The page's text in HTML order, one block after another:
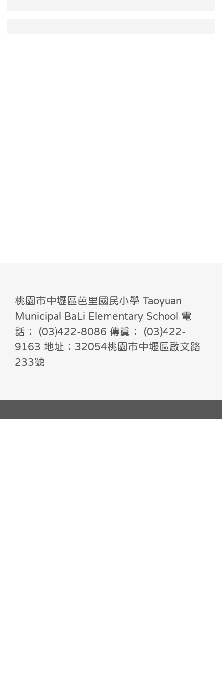
桃園市中壢區芭里國民小學 Taoyuan
Municipal BaLi Elementary School 電
話： (03)422-8086 傳真： (03)422-
9163 地址：32054桃園市中壢區啟文路
233號